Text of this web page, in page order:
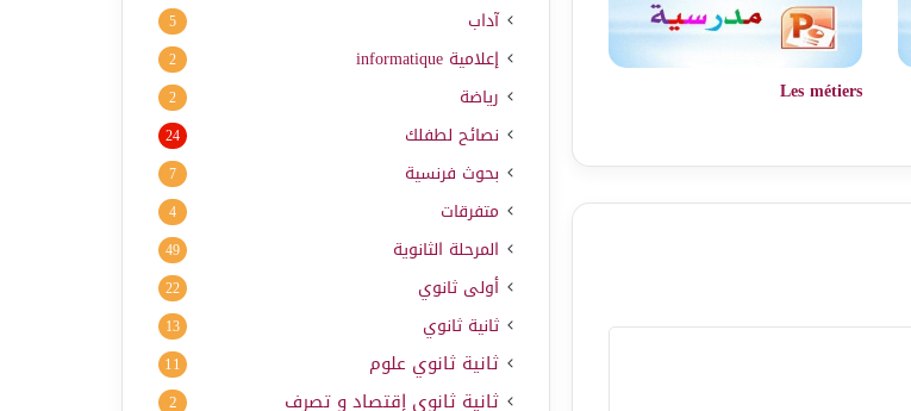
Les métiers
آداب 5
إعلامية informatique
2
رياضة 2
نصائح لطفلك 24
بحوث فرنسية 7
متفرقات 4
المرحلة الثانوية 49
أولى ثانوي 22
ثانية ثانوي 13
ثانية ثانوي علوم 11
ثانية ثانوي إقتصاد و تصرف 2